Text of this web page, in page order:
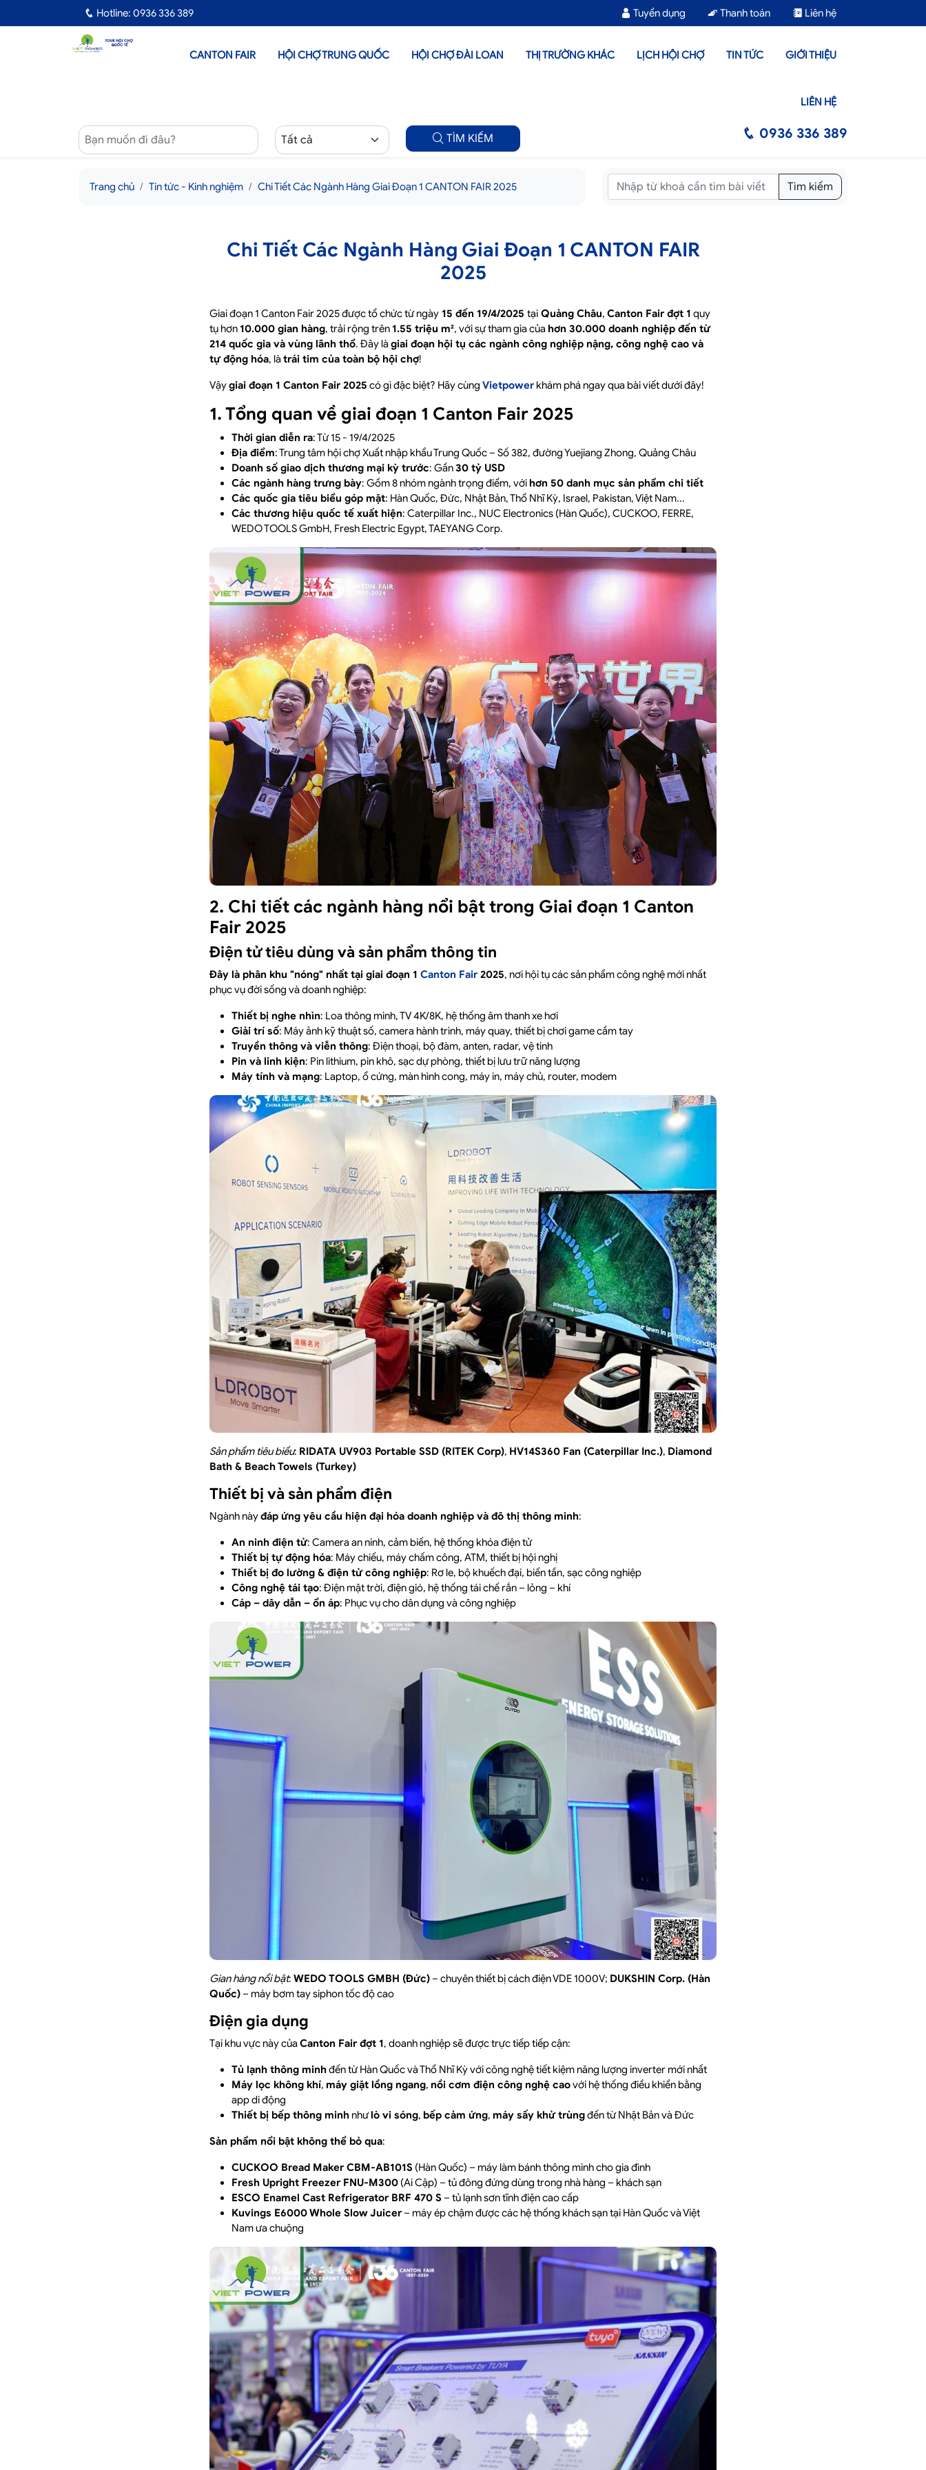
Hotline: 0936 336 389 Tuyển dụng Thanh toán Liên hệ
CANTON FAIR HỘI CHỢ TRUNG QUỐC HỘI CHỢ ĐÀI LOAN THỊ TRƯỜNG KHÁC LỊCH HỘI CHỢ TIN TỨC GIỚI THIỆU
LIÊN HỆ
TÌM KIẾM 0936 336 389
Trang chủ Tin tức - Kinh nghiệm Chi Tiết Các Ngành Hàng Giai Đoạn 1 CANTON FAIR 2025 Tìm kiếm
Chi Tiết Các Ngành Hàng Giai Đoạn 1 CANTON FAIR
2025
Giai đoạn 1 Canton Fair 2025 được tổ chức từ ngày 15 đến 19/4/2025 tại Quảng Châu, Canton Fair đợt 1 quy
tụ hơn 10.000 gian hàng, trải rộng trên 1.55 triệu m², với sự tham gia của hơn 30.000 doanh nghiệp đến từ
214 quốc gia và vùng lãnh thổ. Đây làgiai đoạn hội tụ các ngành công nghiệp nặng, công nghệ cao và
tự động hóa, làtrái tim của toàn bộ hội chợ!
Vậygiai đoạn 1 Canton Fair 2025 có gì đặc biệt? Hãy cùng Vietpower khám phá ngay qua bài viết dưới đây!
1. Tổng quan về giai đoạn 1 Canton Fair 2025
Thời gian diễn ra: Từ 15 - 19/4/2025
Địa điểm: Trung tâm hội chợ Xuất nhập khẩu Trung Quốc – Số 382, đường Yuejiang Zhong, Quảng Châu
Doanh số giao dịch thương mại kỳ trước: Gần30 tỷ USD
Các ngành hàng trưng bày: Gồm 8 nhóm ngành trọng điểm, với hơn 50 danh mục sản phẩm chi tiết
Các quốc gia tiêu biểu góp mặt: Hàn Quốc, Đức, Nhật Bản, Thổ Nhĩ Kỳ, Israel, Pakistan, Việt Nam...
Các thương hiệu quốc tế xuất hiện: Caterpillar Inc., NUC Electronics (Hàn Quốc), CUCKOO, FERRE,
WEDO TOOLS GmbH, Fresh Electric Egypt, TAEYANG Corp.
2. Chi tiết các ngành hàng nổi bật trong Giai đoạn 1 Canton
Fair 2025
Điện tử tiêu dùng và sản phẩm thông tin
Đây là phân khu "nóng" nhất tại giai đoạn 1 Canton Fair 2025, nơi hội tụ các sản phẩm công nghệ mới nhất
phục vụ đời sống và doanh nghiệp:
Thiết bị nghe nhìn: Loa thông minh, TV 4K/8K, hệ thống âm thanh xe hơi
Giải trí số: Máy ảnh kỹ thuật số, camera hành trình, máy quay, thiết bị chơi game cầm tay
Truyền thông và viễn thông: Điện thoại, bộ đàm, anten, radar, vệ tinh
Pin và linh kiện: Pin lithium, pin khô, sạc dự phòng, thiết bị lưu trữ năng lượng
Máy tính và mạng: Laptop, ổ cứng, màn hình cong, máy in, máy chủ, router, modem
Sản phẩm tiêu biểu: RIDATA UV903 Portable SSD (RITEK Corp), HV14S360 Fan (Caterpillar Inc.), Diamond
Bath & Beach Towels (Turkey)
Thiết bị và sản phẩm điện
Ngành nàyđáp ứng yêu cầu hiện đại hóa doanh nghiệp và đô thị thông minh:
An ninh điện tử: Camera an ninh, cảm biến, hệ thống khóa điện tử
Thiết bị tự động hóa: Máy chiếu, máy chấm công, ATM, thiết bị hội nghị
Thiết bị đo lường & điện tử công nghiệp: Rơ le, bộ khuếch đại, biến tần, sạc công nghiệp
Công nghệ tái tạo: Điện mặt trời, điện gió, hệ thống tái chế rắn – lỏng – khí
Cáp – dây dẫn – ổn áp: Phục vụ cho dân dụng và công nghiệp
Gian hàng nổi bật: WEDO TOOLS GMBH (Đức) – chuyên thiết bị cách điện VDE 1000V; DUKSHIN Corp. (Hàn
Quốc) – máy bơm tay siphon tốc độ cao
Điện gia dụng
Tại khu vực này củaCanton Fair đợt 1, doanh nghiệp sẽ được trực tiếp tiếp cận:
Tủ lạnh thông minhđến từ Hàn Quốc và Thổ Nhĩ Kỳ với công nghệ tiết kiệm năng lượng inverter mới nhất
Máy lọc không khí, máy giặt lồng ngang, nồi cơm điện công nghệ caovới hệ thống điều khiển bằng
app di động
Thiết bị bếp thông minh nhưlò vi sóng, bếp cảm ứng, máy sấy khử trùngđến từ Nhật Bản và Đức
Sản phẩm nổi bật không thể bỏ qua:
CUCKOO Bread Maker CBM-AB101S (Hàn Quốc) – máy làm bánh thông minh cho gia đình
Fresh Upright Freezer FNU-M300 (Ai Cập) – tủ đông đứng dùng trong nhà hàng – khách sạn
ESCO Enamel Cast Refrigerator BRF 470 S – tủ lạnh sơn tĩnh điện cao cấp
Kuvings E6000 Whole Slow Juicer – máy ép chậm được các hệ thống khách sạn tại Hàn Quốc và Việt
Nam ưa chuộng